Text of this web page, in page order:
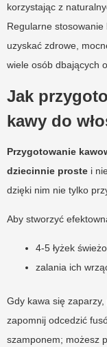
korzystając z
Regularne
uzyskać zdrowe,
wiele osób dbających
Jak
kawy do
Przygotowanie
dziecinnie proste i
dzięki nim nie tylko
Aby stworzyć
4-5 łyżek
zalania ich
Gdy kawa się
zapomnij odcedzić
szamponem; możesz